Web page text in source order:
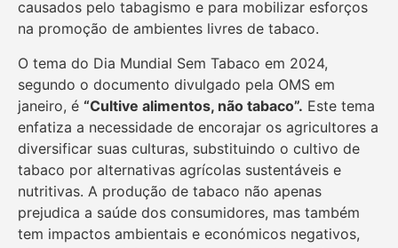
causados pelo tabagismo e para mobilizar esforços
na promoção de ambientes livres de tabaco.
O tema do Dia Mundial Sem Tabaco em 2024,
segundo o documento divulgado pela OMS em
janeiro, é “Cultive alimentos, não tabaco”. Este tema
enfatiza a necessidade de encorajar os agricultores a
diversificar suas culturas, substituindo o cultivo de
tabaco por alternativas agrícolas sustentáveis e
nutritivas. A produção de tabaco não apenas
prejudica a saúde dos consumidores, mas também
tem impactos ambientais e económicos negativos,